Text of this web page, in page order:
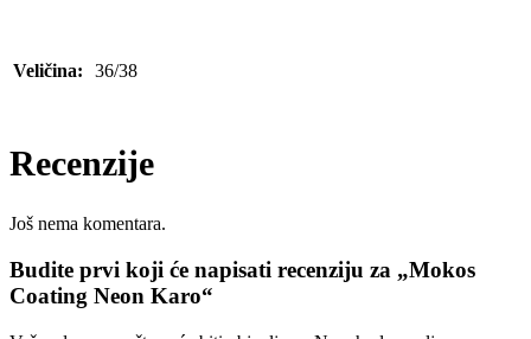
Veličina: 36/38
Recenzije
Još nema komentara.
Budite prvi koji će napisati recenziju za „Mokos
Coating Neon Karo“